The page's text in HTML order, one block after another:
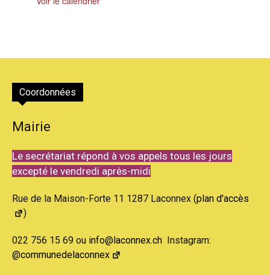
Coordonnées
Mairie
Le secrétariat répond à vos appels tous les jours
excepté le vendredi après-midi
Rue de la Maison-Forte 11 1287 Laconnex (plan d'accès
)
022 756 15 69 ou info@laconnex.ch Instagram:
@communedelaconnex